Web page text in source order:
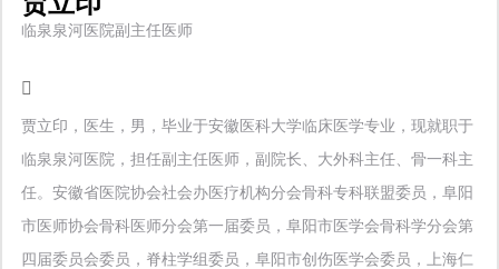
临泉泉河医院副主任医师
贾立印，医生，男，毕业于安徽医科大学临床医学专业，现就职于
临泉泉河医院，担任副主任医师，副院长、大外科主任、骨一科主
任。安徽省医院协会社会办医疗机构分会骨科专科联盟委员，阜阳
市医师协会骨科医师分会第一届委员，阜阳市医学会骨科学分会第
四届委员会委员，脊柱学组委员，阜阳市创伤医学会委员，上海仁